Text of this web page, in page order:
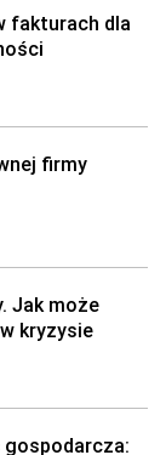
fakturach dla
firmy
Jak może
kryzysie
gospodarcza: